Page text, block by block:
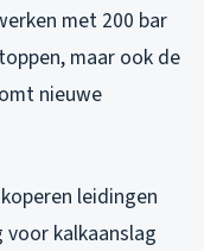
met 200 bar
maar ook de
nieuwe
leidingen
voor kalkaanslag